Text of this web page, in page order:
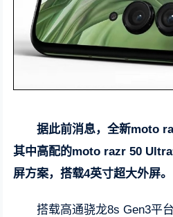
据此前消息，全新moto
其中高配的moto razr 50
屏方案，搭载4英寸超大外屏。
搭载高通骁龙8s Gen3平